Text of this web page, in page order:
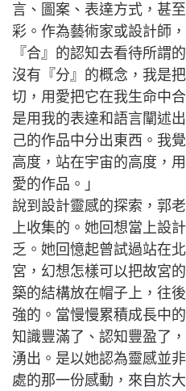
言、圖案、表達方式，甚
彩。作為藝術家或設計師
『合』的認知去看待所謂
沒有『分』的概念，我是
切，用愛把它在我生命中
是用我的表達和語言闡述
己的作品中分出東西。我
高度，站在宇宙的高度，
愛的作品。」
說到設計靈感的探索，郭
上收集的。她回想當上設
乏。她回憶起曾試過站在
宮，幻想怎樣可以把故宮
築的結構放在帽子上，往
強的。當慢慢累積成長中
知識豐滿了、認知豐盈了
湧出。是以她認為靈感並
處的那一份感動，來自於